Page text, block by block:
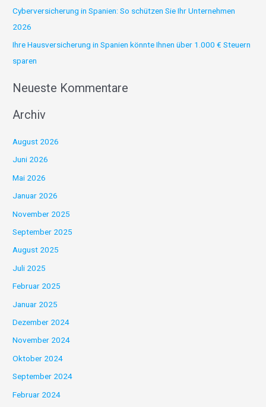
h
:
Cyberversicherung in Spanien: So schützen Sie Ihr Unternehmen
2026
Ihre Hausversicherung in Spanien könnte Ihnen über 1.000 € Steuern
sparen
Neueste Kommentare
Archiv
August 2026
Juni 2026
Mai 2026
Januar 2026
November 2025
September 2025
August 2025
Juli 2025
Februar 2025
Januar 2025
Dezember 2024
November 2024
Oktober 2024
September 2024
Februar 2024